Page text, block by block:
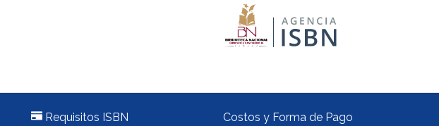
Requisitos ISBN Costos y Forma de Pago